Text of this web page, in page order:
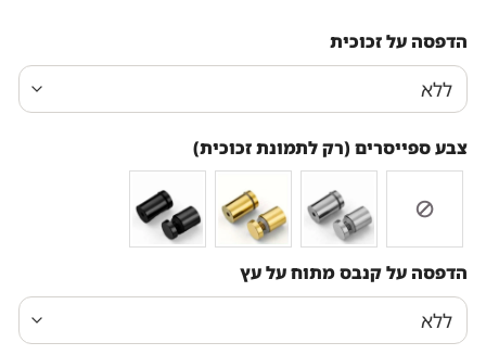
הדפסה על זכוכית
צבע ספייסרים (רק לתמונת זכוכית)
הדפסה על קנבס מתוח על עץ